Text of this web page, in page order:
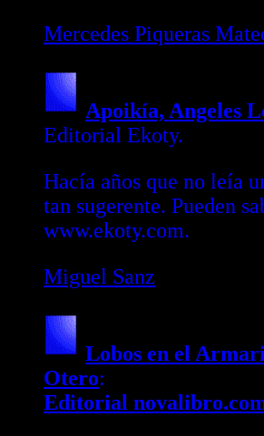
Mercedes Piqueras
Apoikía, Angeles
Editorial Ekoty.
Hacía años que no leía
tan sugerente. Pueden
www.ekoty.com.
Miguel Sanz
Lobos en el
Otero:
Editorial